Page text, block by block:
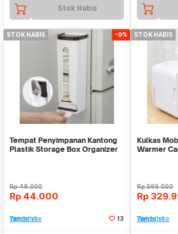
Stok Habis
STOK HABIS -9%
Tempat Penyimpanan Kantong
Plastik Storage Box Organizer
Rp48.000
Rp 44.000
Tambah ke Watchlist 13
STOK HABIS
Kulkas
Warmer
Rp599.000
Rp
Tambah ke Watchlist